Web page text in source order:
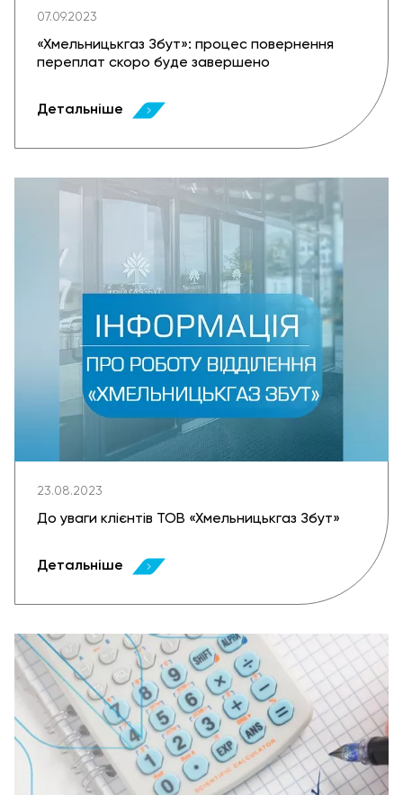
07.09.2023
«Хмельницькгаз Збут»: процес повернення
переплат скоро буде завершено
Детальніше
23.08.2023
До уваги клієнтів ТОВ «Хмельницькгаз Збут»
Детальніше